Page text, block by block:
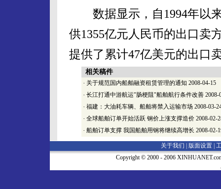
数据显示，自1994年以来
供1355亿元人民币的出口卖
提供了累计47亿美元的出口
相关稿件
· 关于规范国内船舶融资租赁管理的通知 2008-04-15
· 长江打通中游航运"肠梗阻"船舶航行条件改善 2008-
· 福建：大油耗车辆、船舶将禁入运输市场 2008-03-
· 全球船舶订单开始活跃 钢价上涨支撑造价 2008-02-
· 船舶订单支撑 我国船舶用钢将继续高增长 2008-02-
关于我们 | 版面设置
Copyright © 2000 - 2006